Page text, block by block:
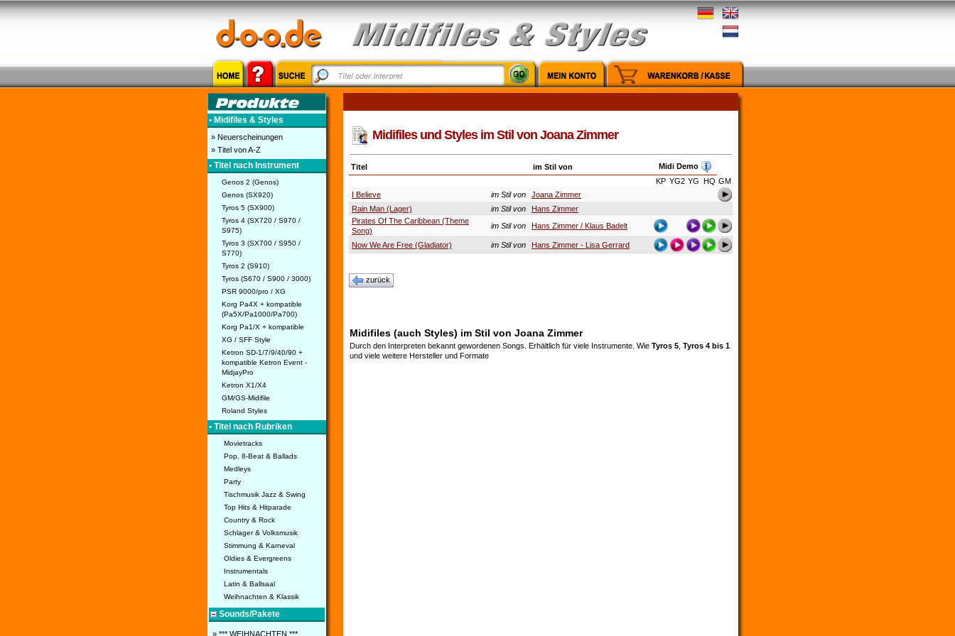
• Midifiles & Styles
» Neuerscheinungen
» Titel von A-Z
• Titel nach Instrument
Genos 2 (Genos)
Genos (SX920)
Tyros 5 (SX900)
Tyros 4 (SX720 / S970 /
S975)
Tyros 3 (SX700 / S950 /
S770)
Tyros 2 (S910)
Tyros (S670 / S900 / 3000)
PSR 9000/pro / XG
Korg Pa4X + kompatible
(Pa5X/Pa1000/Pa700)
Korg Pa1/X + kompatible
XG / SFF Style
Ketron SD-1/7/9/40/90 +
kompatible Ketron Event -
MidjayPro
Ketron X1/X4
GM/GS-Midifile
Roland Styles
• Titel nach Rubriken
Movietracks
Pop, 8-Beat & Ballads
Medleys
Party
Tischmusik Jazz & Swing
Top Hits & Hitparade
Country & Rock
Schlager & Volksmusik
Stimmung & Karneval
Oldies & Evergreens
Instrumentals
Latin & Ballsaal
Weihnachten & Klassik
Sounds/Pakete
» *** WEIHNACHTEN ***
Midifiles und Styles im Stil von Joana Zimmer
Titel im Stil von
Midi Demo
KP YG2 YG HQ GM
I Believe
im Stil von
Joana Zimmer
Rain Man (Lager)
im Stil von
Hans Zimmer
Pirates Of The Caribbean (Theme
Song)
im Stil von Hans Zimmer / Klaus Badelt
Now We Are Free (Gladiator) im Stil von Hans Zimmer - Lisa Gerrard
zurück
Midifiles (auch Styles) im Stil von Joana Zimmer
Durch den Interpreten bekannt gewordenen Songs. Erhältlich für viele Instrumente. Wie Tyros 5 Tyros 4 bis 1
und viele weitere Hersteller und Formate